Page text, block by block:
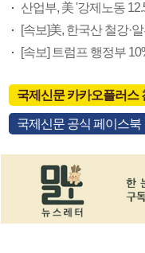
산업부, 美 '강제노동
[속보]美, 한국산 철강·
국제신문 카카오플러스
국제신문 공식 페이스북